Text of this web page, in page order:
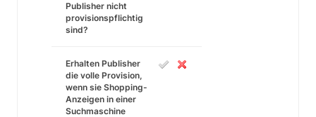
Publisher nicht
provisionspflichtig
sind?
Erhalten Publisher
die volle Provision,
wenn sie Shopping-
Anzeigen in einer
Suchmaschine